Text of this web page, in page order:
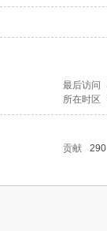
最后访问
所在时区
贡献
290